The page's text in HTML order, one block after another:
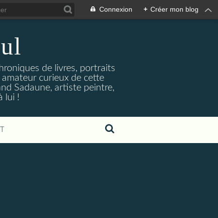
Connexion + Créer mon blog
de livres, portraits
curieux de cette
Sadaune, artiste peintre,
lui !